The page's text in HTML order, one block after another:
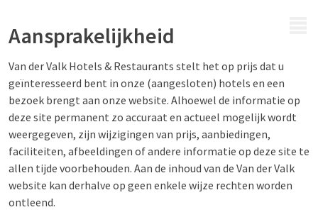
Aansprakelijkheid
Van der Valk Hotels & Restaurants stelt het op prijs dat u
geïnteresseerd bent in onze (aangesloten) hotels en een
bezoek brengt aan onze website. Alhoewel de informatie op
deze site permanent zo accuraat en actueel mogelijk wordt
weergegeven, zijn wijzigingen van prijs, aanbiedingen,
faciliteiten, afbeeldingen of andere informatie op deze site te
allen tijde voorbehouden. Aan de inhoud van de Van der Valk
website kan derhalve op geen enkele wijze rechten worden
ontleend.